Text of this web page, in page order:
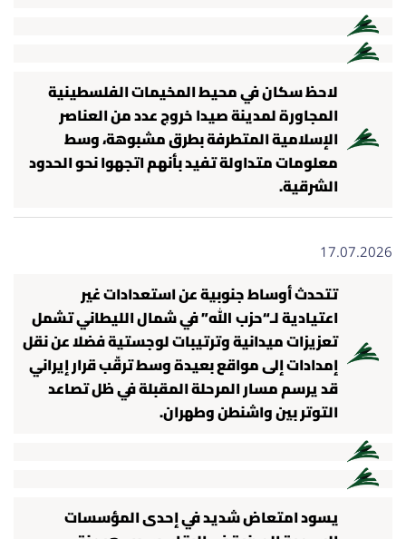
لاحظ سكان في محيط المخيمات الفلسطينية
المجاورة لمدينة صيدا خروج عدد من العناصر
الإسلامية المتطرفة بطرق مشبوهة، وسط
معلومات متداولة تفيد بأنهم اتجهوا نحو الحدود
الشرقية.
17.07.2026
تتحدث أوساط جنوبية عن استعدادات غير
اعتيادية لـ“حزب الله” في شمال الليطاني تشمل
تعزيزات ميدانية وترتيبات لوجستية فضلا عن نقل
إمدادات إلى مواقع بعيدة وسط ترقّب قرار إيراني
قد يرسم مسار المرحلة المقبلة في ظل تصاعد
التوتر بين واشنطن وطهران.
يسود امتعاض شديد في إحدى المؤسسات